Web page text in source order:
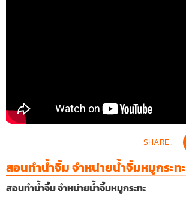
SHARE :
สอนทำน้ำจิ้ม จำหน่ายน้ำจิ้มหมูกระทะ
สอนทำน้ำจิ้ม จำหน่ายน้ำจิ้มหมูกระทะ